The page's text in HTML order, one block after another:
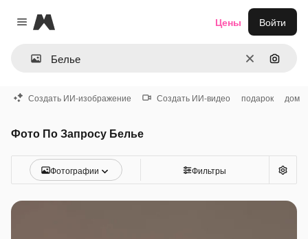
Close menu
Magnific
ОчиститьПоиск
Цены Войти
Создать ИИ-изображение Создать ИИ-видео подарок дом
Фото По Запросу Белье
Фотографии Фильтры